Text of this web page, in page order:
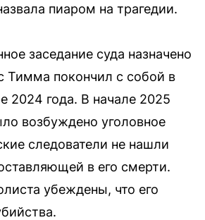
пиаром на трагедии.
заседание суда назначено
Тимма покончил с собой в
2024 года. В начале 2025
возбуждено уголовное
следователи не нашли
в его смерти.
убеждены, что его